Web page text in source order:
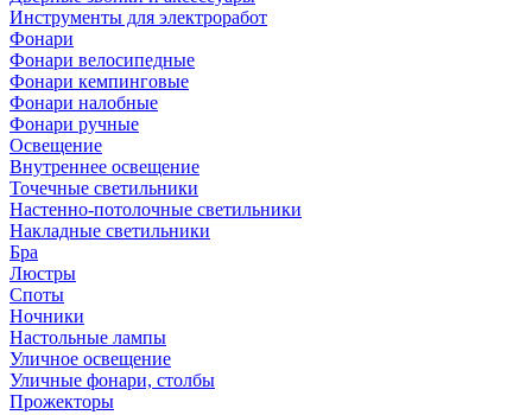
Инструменты для электроработ
Фонари
Фонари велосипедные
Фонари кемпинговые
Фонари налобные
Фонари ручные
Освещение
Внутреннее освещение
Точечные светильники
Настенно-потолочные светильники
Накладные светильники
Бра
Люстры
Споты
Ночники
Настольные лампы
Уличное освещение
Уличные фонари, столбы
Прожекторы